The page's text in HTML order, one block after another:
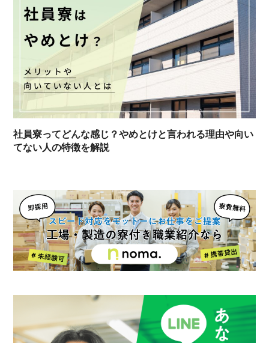
社員寮ってどんな感じ？やめとけと言われる理由や向い
てない人の特徴を解説